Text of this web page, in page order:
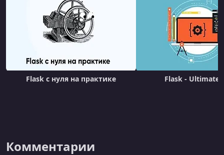
Flask с нуля на практике Flask - Ultimate
Комментарии